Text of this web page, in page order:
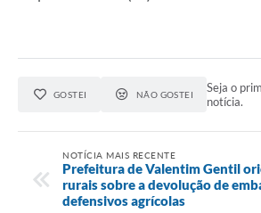
GOSTEI NÃO GOSTEI
Seja o
notícia.
NOTÍCIA MAIS RECENTE
Prefeitura de Valentim Gentil
rurais sobre a devolução de
defensivos agrícolas